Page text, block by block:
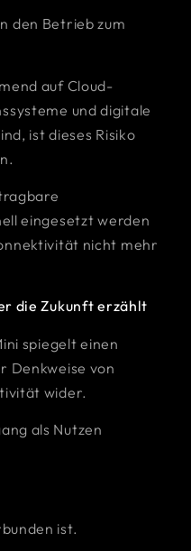
den Betrieb zum
auf Cloud-
und digitale
ist dieses Risiko
eingesetzt werden
nicht mehr
die Zukunft erzählt
spiegelt einen
Denkweise von
wider.
als Nutzen
ist.